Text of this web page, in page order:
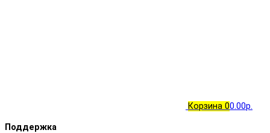
Корзина 00.00р.
Поддержка